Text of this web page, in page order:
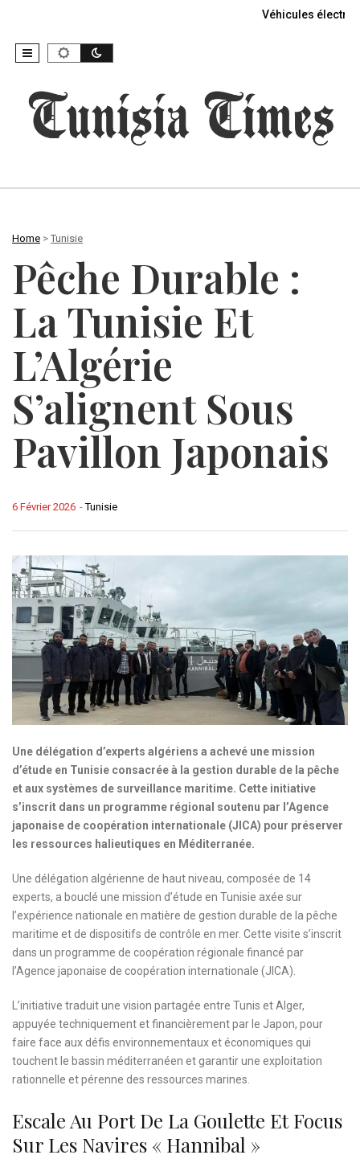
Véhicules
Home > Tunisie
Pêche Durable :
La Tunisie Et
L’Algérie
S’alignent Sous
Pavillon Japonais
-Tunisie
6 Février 2026
Une délégation d’experts algériens a achevé une mission
d’étude en Tunisie consacrée à la gestion durable de la pêche
et aux systèmes de surveillance maritime. Cette initiative
s’inscrit dans un programme régional soutenu par l’Agence
japonaise de coopération internationale (JICA) pour préserver
les ressources halieutiques en Méditerranée.
Une délégation algérienne de haut niveau, composée de 14
experts, a bouclé une mission d’étude en Tunisie axée sur
l’expérience nationale en matière de gestion durable de la pêche
maritime et de dispositifs de contrôle en mer. Cette visite s’inscrit
dans un programme de coopération régionale financé par
l’Agence japonaise de coopération internationale (JICA).
L’initiative traduit une vision partagée entre Tunis et Alger,
appuyée techniquement et financièrement par le Japon, pour
faire face aux défis environnementaux et économiques qui
touchent le bassin méditerranéen et garantir une exploitation
rationnelle et pérenne des ressources marines.
Escale Au Port De La Goulette Et Focus
Sur Les Navires « Hannibal »